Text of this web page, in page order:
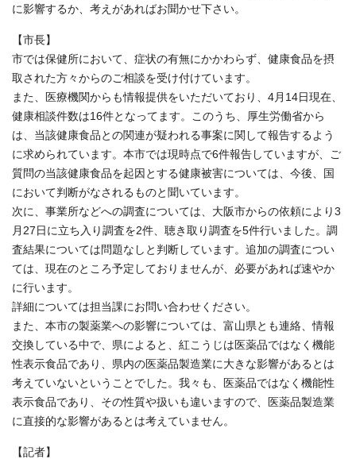
に影響するか、考えがあればお聞かせ下さい。
【市長】
市では保健所において、症状の有無にかかわらず、健康食品を摂
取された方々からのご相談を受け付けています。
また、医療機関からも情報提供をいただいており、4月14日現在、
健康相談件数は16件となってます。このうち、厚生労働省から
は、当該健康食品との関連が疑われる事案に関して報告するよう
に求められています。本市では現時点で6件報告していますが、ご
質問の当該健康食品を起因とする健康被害については、今後、国
において判断がなされるものと聞いています。
次に、事業所などへの調査については、大阪市からの依頼により3
月27日に立ち入り調査を2件、聴き取り調査を5件行いました。調
査結果については問題なしと判断しています。追加の調査につい
ては、現在のところ予定しておりませんが、必要があれば速やか
に行います。
詳細については担当課にお問い合わせください。
また、本市の製薬業への影響については、富山県とも連絡、情報
交換している中で、県によると、紅こうじは医薬品ではなく機能
性表示食品であり、県内の医薬品製造業に大きな影響があるとは
考えていないということでした。我々も、医薬品ではなく機能性
表示食品であり、その性質や扱いも違いますので、医薬品製造業
に直接的な影響があるとは考えていません。
【記者】